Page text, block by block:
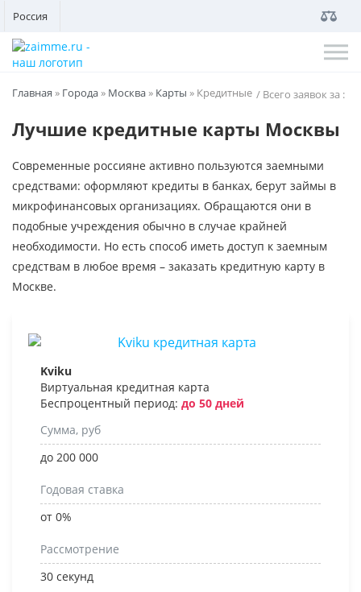
Россия
Главная » Города» Москва» Карты » Кредитные / Всего заявок за :
Лучшие кредитные карты Москвы
Современные россияне активно пользуются заемными
средствами: оформляют кредиты в банках, берут займы в
микрофинансовых организациях. Обращаются они в
подобные учреждения обычно в случае крайней
необходимости. Но есть способ иметь доступ к заемным
средствам в любое время – заказать кредитную карту в
Москве.
Kviku
Виртуальная кредитная карта
Беспроцентный период: до 50 дней
Сумма, руб
до 200 000
Годовая ставка
от 0%
Рассмотрение
30 секунд